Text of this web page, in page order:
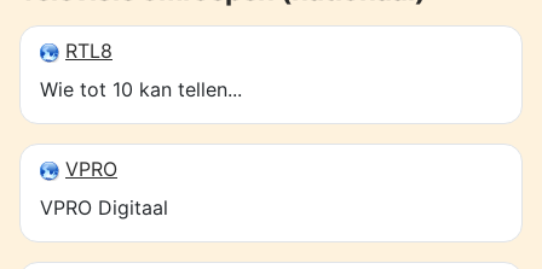
RTL8
Wie tot 10 kan tellen...
VPRO
VPRO Digitaal